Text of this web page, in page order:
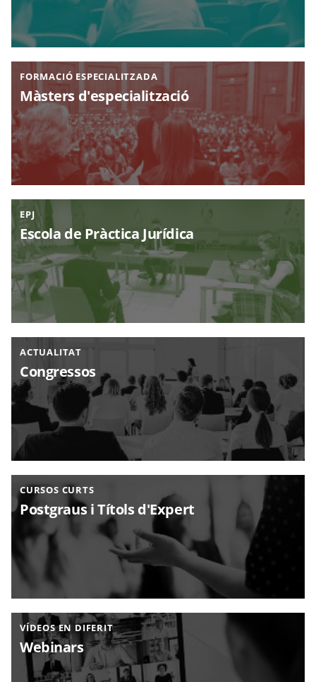
FORMACIÓ ESPECIALITZADA
Màsters d'especialització
EPJ
Escola de Pràctica Jurídica
ACTUALITAT
Congressos
CURSOS CURTS
Postgraus i Títols d'Expert
VÍDEOS EN DIFERIT
Webinars